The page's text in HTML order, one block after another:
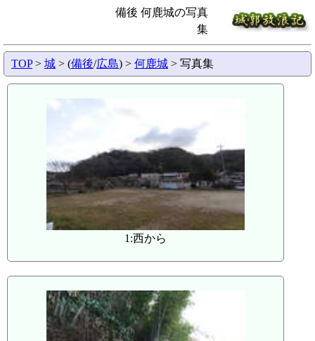
備後 何鹿城の写真
集
TOP> 城 > (備後/広島) > 何鹿城 > 写真集
1:西から